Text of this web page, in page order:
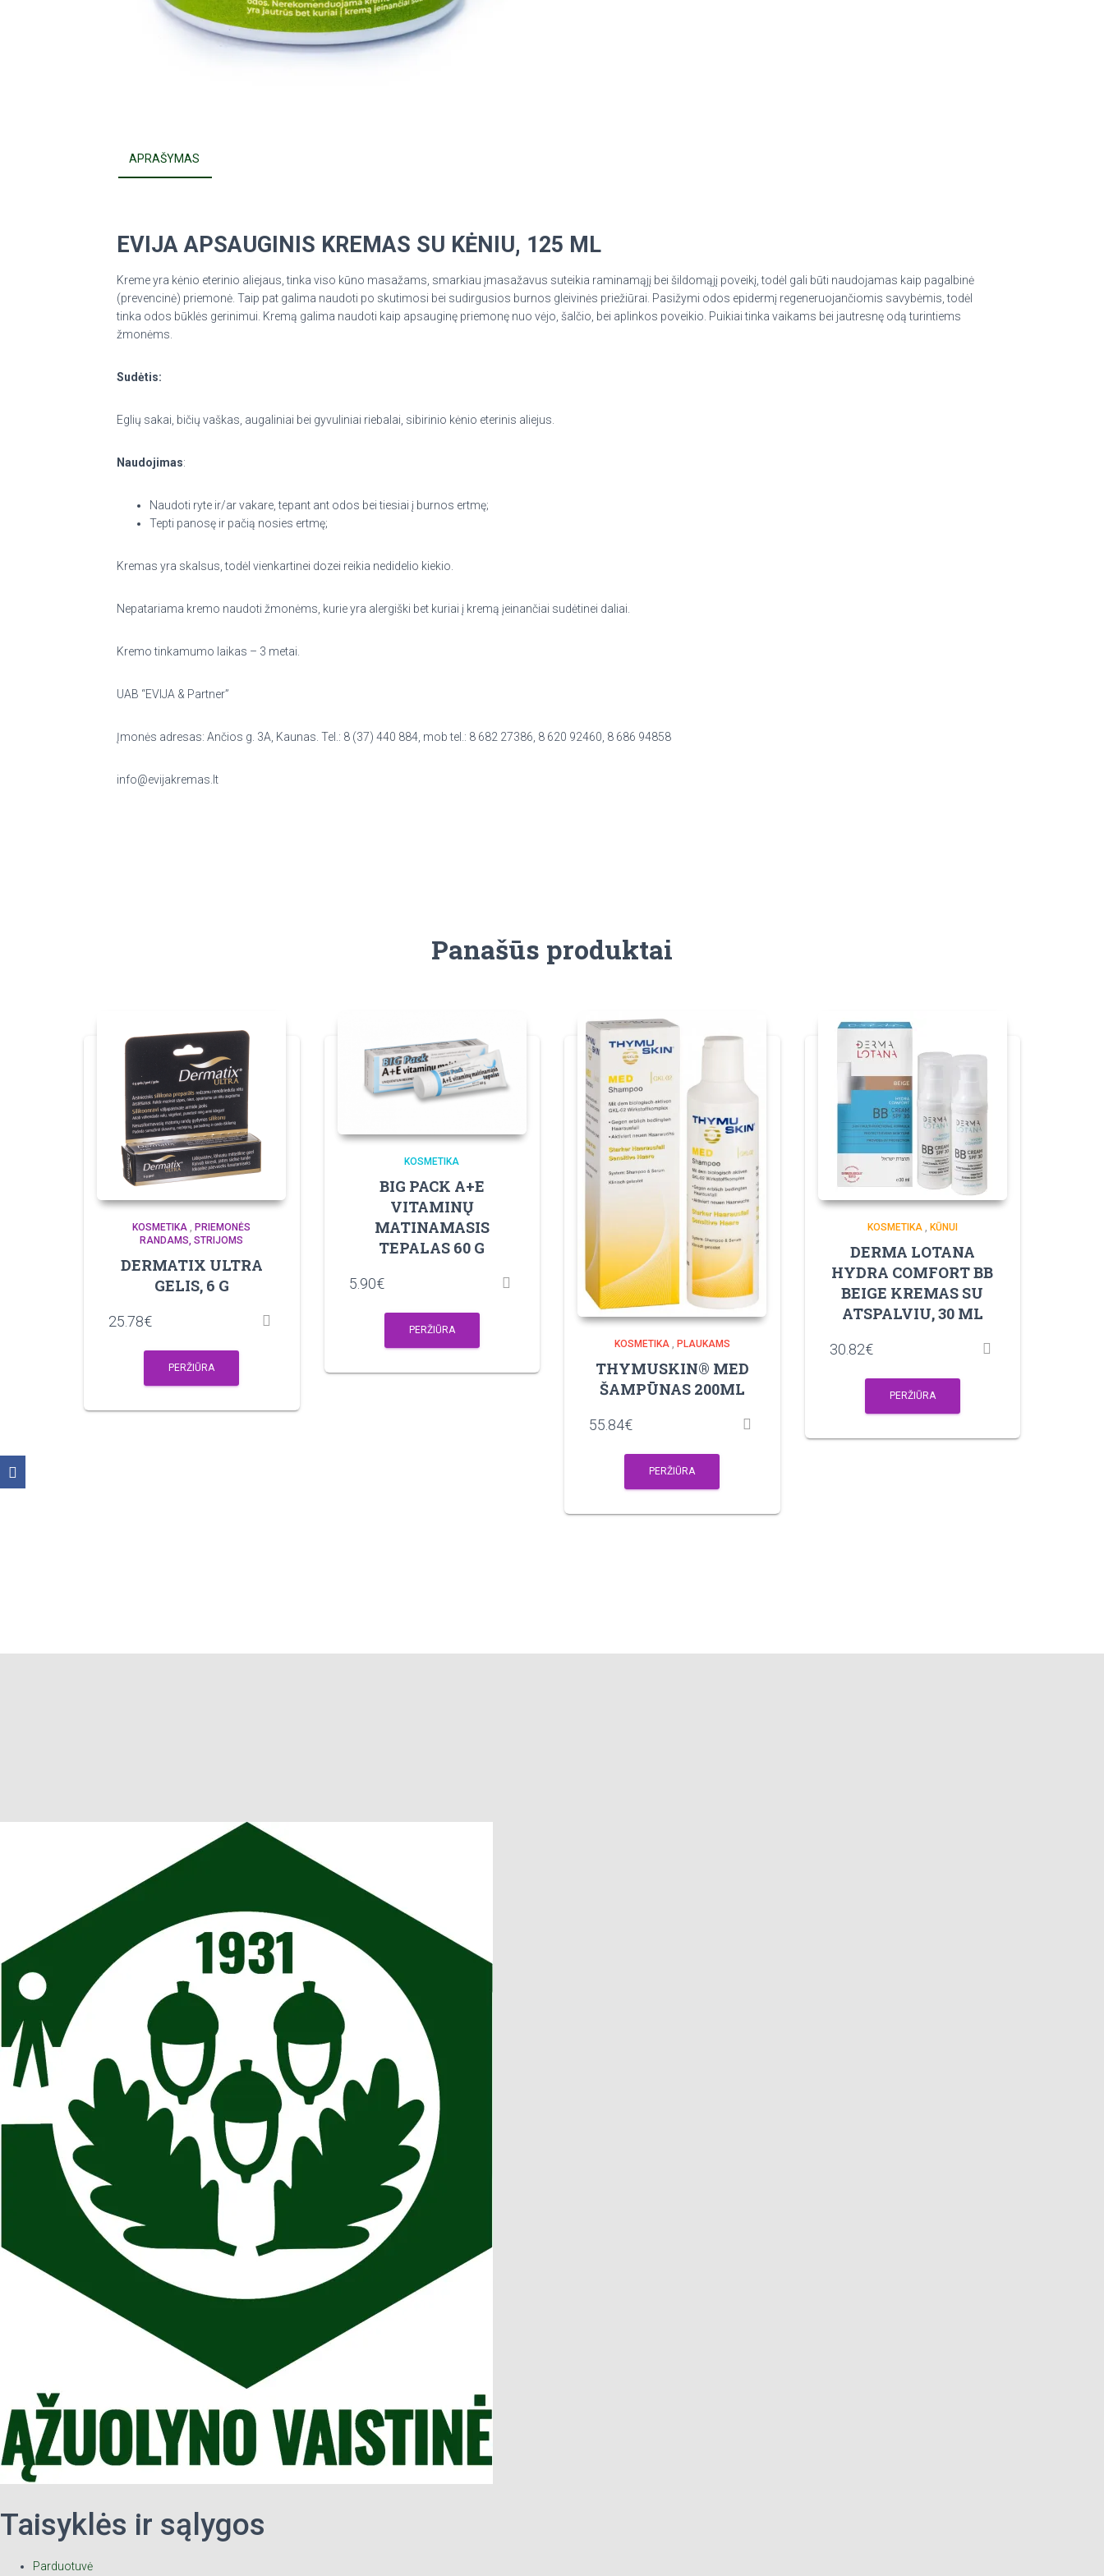
APRAŠYMAS
EVIJA APSAUGINIS KREMAS SU KĖNIU, 125 ML
Kreme yra kėnio eterinio aliejaus, tinka viso kūno masažams, smarkiau įmasažavus suteikia raminamąjį bei šildomąjį poveikį, todėl gali būti naudojamas kaip pagalbinė
(prevencinė) priemonė. Taip pat galima naudoti po skutimosi bei sudirgusios burnos gleivinės priežiūrai. Pasižymi odos epidermį regeneruojančiomis savybėmis, todėl
tinka odos būklės gerinimui. Kremą galima naudoti kaip apsauginę priemonę nuo vėjo, šalčio, bei aplinkos poveikio. Puikiai tinka vaikams bei jautresnę odą turintiems
žmonėms.
Sudėtis:
Eglių sakai, bičių vaškas, augaliniai bei gyvuliniai riebalai, sibirinio kėnio eterinis aliejus
Naudojimas:
Naudoti ryte ir/ar vakare, tepant ant odos bei tiesiai į burnos ertmę;
Tepti panosę ir pačią nosies ertmę;
Kremas yra skalsus, todėl vienkartinei dozei reikia nedidelio kiekio.
Nepatariama kremo naudoti žmonėms, kurie yra alergiški bet kuriai į kremą įeinančiai sudėtinei daliai.
Kremo tinkamumo laikas – 3 metai.
UAB “EVIJA & Partner”
Įmonės adresas: Ančios g. 3A, Kaunas. Tel.: 8 (37) 440 884, mob tel.: 8 682 27386, 8 620 92460, 8 686 94858
info@evijakremas.lt
Panašūs produktai
KOSMETIKA , PRIEMONĖS
RANDAMS, STRIJOMS
DERMATIX ULTRA
GELIS, 6 G
25.78€
PERŽIŪRA
KOSMETIKA
BIG PACK A+E
VITAMINŲ
MATINAMASIS
TEPALAS 60 G
5.90€
PERŽIŪRA
KOSMETIKA, PLAUKAMS
THYMUSKIN® MED
ŠAMPŪNAS 200ML
55.84€
PERŽIŪRA
KOSMETIKA, KŪNUI
DERMA LOTANA
HYDRA COMFORT BB
BEIGE KREMAS SU
ATSPALVIU, 30 ML
30.82€
PERŽIŪRA
Taisyklės ir sąlygos
Parduotuvė